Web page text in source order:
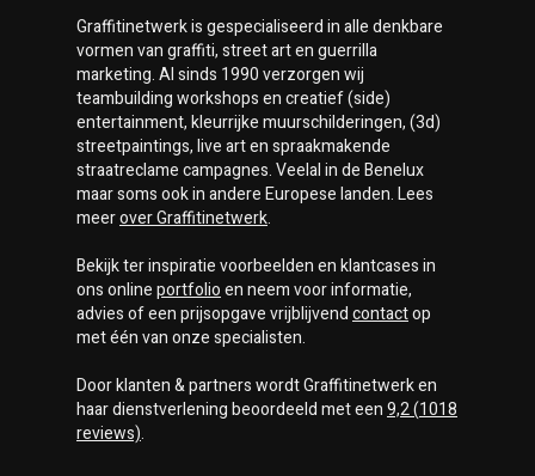
Graffitinetwerkis gespecialiseerd in alle denkbare
vormen van graffiti, street art en guerrilla
marketing. Al sinds 1990 verzorgen wij
teambuilding workshops en creatief (side)
entertainment, kleurrijke muurschilderingen, (3d)
streetpaintings, live art en spraakmakende
straatreclame campagnes. Veelal in de Benelux
maar soms ook in andere Europese landen. Lees
meeroverGraffitinetwerk.
Bekijk ter inspiratie voorbeelden en klantcases in
ons onlineportfolioen neem voor informatie,
advies of een prijsopgave vrijblijvendcontactop
met één van onze specialisten.
Door klanten & partners wordtGraffitinetwerken
haar dienstverlening beoordeeld met een9,2(1018
reviews).